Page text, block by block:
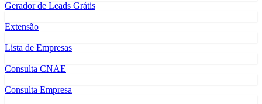
Gerador de Leads Grátis
Extensão
Lista de Empresas
Consulta CNAE
Consulta Empresa